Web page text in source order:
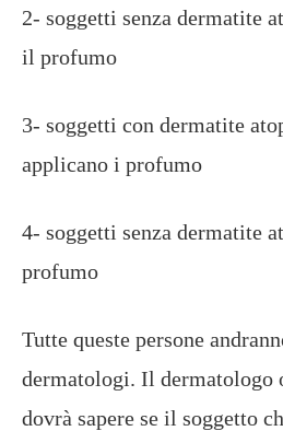
2- soggetti senza dermatite
il profumo
3- soggetti con dermatite
applicano i profumo
4- soggetti senza dermatite
profumo
Tutte queste persone
dermatologi. Il dermatologo
dovrà sapere se il soggetto